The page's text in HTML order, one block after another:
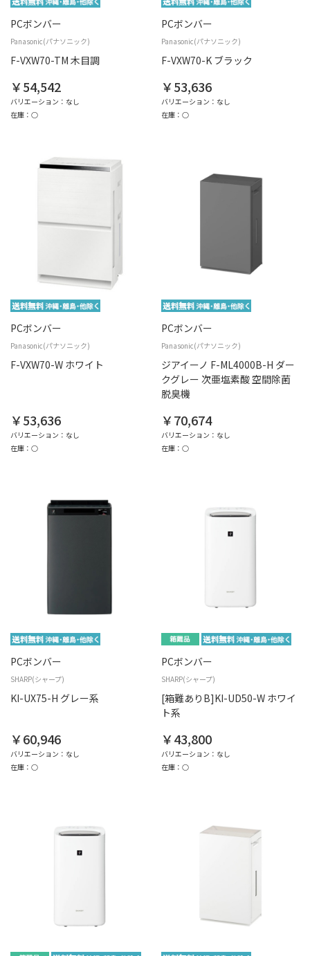
PCボンバー
Panasonic(パナソニック)
F-VXW70-TM 木目調
￥54,542
バリエーション：なし
在庫：○
PCボンバー
Panasonic(パナソニック)
F-VXW70-K ブラック
￥53,636
バリエーション：なし
在庫：○
PCボンバー
Panasonic(パナソニック)
F-VXW70-W ホワイト
￥53,636
バリエーション：なし
在庫：○
PCボンバー
Panasonic(パナソニック)
ジアイーノ F-ML4000B-H ダー
クグレー 次亜塩素酸 空間除菌
脱臭機
￥70,674
バリエーション：なし
在庫：○
PCボンバー
SHARP(シャープ)
KI-UX75-H グレー系
￥60,946
バリエーション：なし
在庫：○
PCボンバー
SHARP(シャープ)
[箱難ありB]KI-UD50-W ホワイ
ト系
￥43,800
バリエーション：なし
在庫：○